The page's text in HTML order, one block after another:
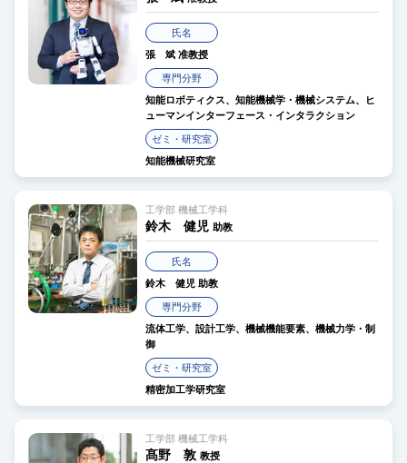
氏名
張 斌 准教授
専門分野
知能ロボティクス、知能機械学・機械システム、ヒ
ューマンインターフェース・インタラクション
ゼミ・研究室
知能機械研究室
工学部 機械工学科
鈴木 健児 助教
氏名
鈴木 健児 助教
専門分野
流体工学、設計工学、機械機能要素、機械力学・制
御
ゼミ・研究室
精密加工学研究室
工学部 機械工学科
髙野 敦 教授